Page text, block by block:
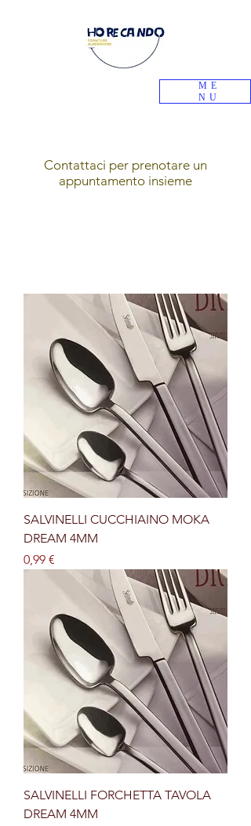
Contattaci per prenotare un
appuntamento insieme
ME
NU
SALVINELLI CUCCHIAINO MOKA
DREAM 4MM
Prezzo
0,99 €
SALVINELLI FORCHETTA TAVOLA
DREAM 4MM